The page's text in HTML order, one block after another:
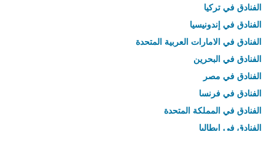
الفنادق في تركيا
الفنادق في إندونيسيا
الفنادق في الامارات العربية المتحدة
الفنادق في البحرين
الفنادق في مصر
الفنادق في فرنسا
الفنادق في المملكة المتحدة
الفنادق في إيطاليا